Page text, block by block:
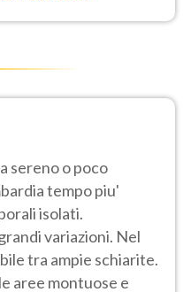
sereno o poco
tempo piu'
isolati.
variazioni. Nel
tra ampie schiarite.
aree montuose e